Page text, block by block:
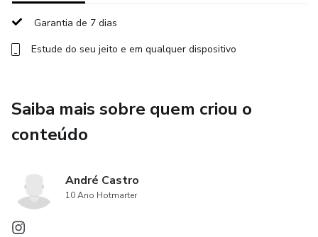
Garantia de 7 dias
Estude do seu jeito e em qualquer dispositivo
Saiba mais sobre quem criou o
conteúdo
André Castro
10 Ano Hotmarter